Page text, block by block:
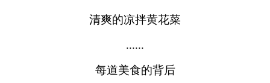
清爽的凉拌黄花菜
......
每道美食的背后